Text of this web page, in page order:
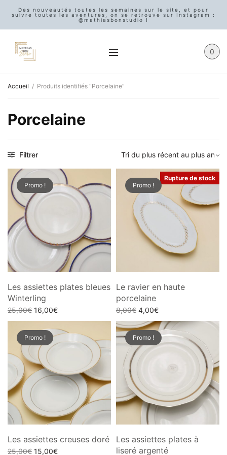
Des nouveautés toutes les semaines sur le site, et pour
suivre toutes les aventures, on se retrouve sur Instagram :
@mathiasbonstudio !
0
Accueil / Produits identifiés “Porcelaine”
Porcelaine
Filtrer
Promo !
Les assiettes plates bleues
Winterling
25,00€ Le prix
initial
était :
25,00€.
16,00€Le prix
actuel
est :
16,00€.
Ajouter au panier
Promo !
Le ravier en haute
porcelaine
Rupture de stock
8,00€ Le
prix
initial
était :
4,00€Le
prix
actuel
est :
Lire la suite
Promo !
Les assiettes creuses doré
25,00€ Le prix
15,00€Le prix
Promo !
Les assiettes plates à
liseré argenté